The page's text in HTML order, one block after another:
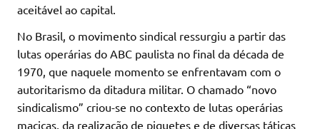
aceitável ao capital.
No Brasil, o movimento sindical ressurgiu a partir das
lutas operárias do ABC paulista no final da década de
1970, que naquele momento se enfrentavam com o
autoritarismo da ditadura militar. O chamado “novo
sindicalismo” criou-se no contexto de lutas operárias
maciças, da realização de piquetes e de diversas táticas